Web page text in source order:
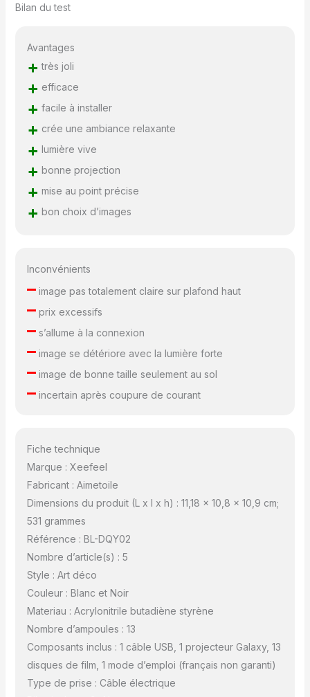
Bilan du test
Avantages
+ très joli
+ efficace
+ facile à installer
+ crée une ambiance relaxante
+ lumière vive
+ bonne projection
+ mise au point précise
+ bon choix d’images
Inconvénients
– image pas totalement claire sur plafond haut
– prix excessifs
– s’allume à la connexion
– image se détériore avec la lumière forte
– image de bonne taille seulement au sol
– incertain après coupure de courant
Fiche technique
Marque : Xeefeel
Fabricant : Aimetoile
Dimensions du produit (L x l x h) : 11,18 x 10,8 x 10,9 cm;
531 grammes
Référence : BL-DQY02
Nombre d’article(s) : 5
Style : Art déco
Couleur : Blanc et Noir
Materiau : Acrylonitrile butadiène styrène
Nombre d’ampoules : 13
Composants inclus : 1 câble USB, 1 projecteur Galaxy, 13
disques de film, 1 mode d’emploi (français non garanti)
Type de prise : Câble électrique